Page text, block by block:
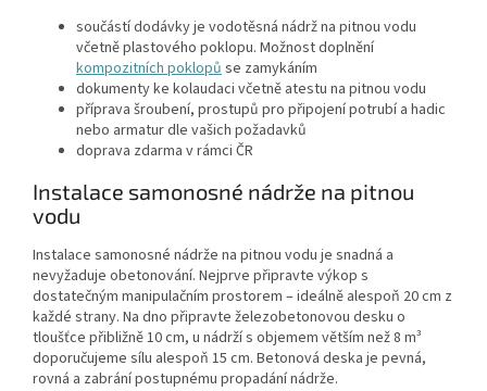
součástí dodávky je vodotěsná nádrž na pitnou vodu
včetně plastového poklopu. Možnost doplnění
kompozitních poklopů se zamykáním
dokumenty ke kolaudaci včetně atestu na pitnou vodu
příprava šroubení, prostupů pro připojení potrubí a hadic
nebo armatur dle vašich požadavků
doprava zdarma v rámci ČR
Instalace samonosné nádrže na pitnou
vodu
Instalace samonosné nádrže na pitnou vodu je snadná a
nevyžaduje obetonování. Nejprve připravte výkop s
dostatečným manipulačním prostorem – ideálně alespoň 20 cm z
každé strany. Na dno připravte železobetonovou desku o
tloušťce přibližně 10 cm, u nádrží s objemem větším než 8 m³
doporučujeme sílu alespoň 15 cm. Betonová deska je pevná,
rovná a zabrání postupnému propadání nádrže.